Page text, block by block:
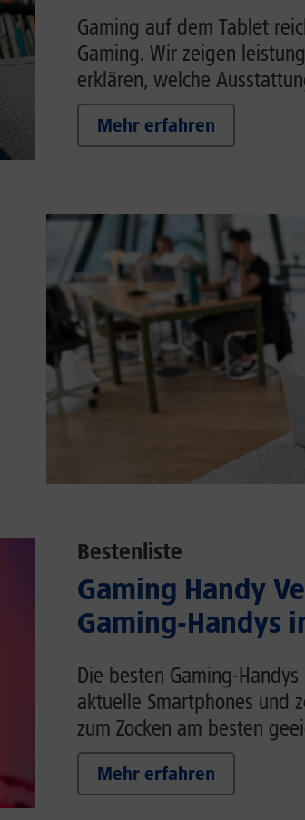
Gaming auf dem Tablet
Gaming. Wir zeigen
erklären, welche
Mehr erfahren
Bestenliste
Gaming Handy
Gaming-Handys
Die besten Gaming-
aktuelle Smartphones und
zum Zocken am besten
Mehr erfahren